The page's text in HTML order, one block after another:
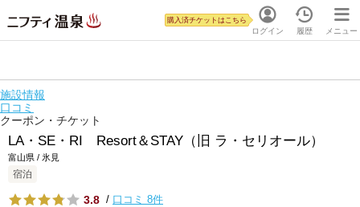
ログイン
購入済チケットはこちら
履歴 メニュー
施設情報
口コミ
クーポン・チケット
LA・SE・RI Resort＆STAY（旧 ラ・セリオール）
富山県 / 氷見
宿泊
3.8 / 口コミ 8件